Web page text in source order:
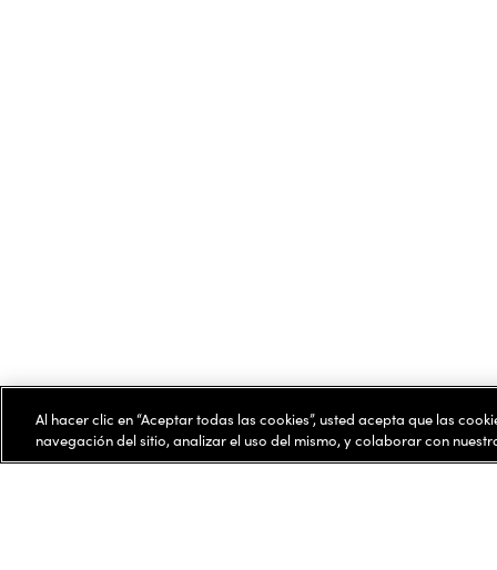
Al hacer clic en “Aceptar todas las cookies”, usted acepta que las
navegación del sitio, analizar el uso del mismo, y colaborar con